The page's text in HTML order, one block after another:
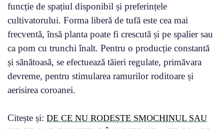
funcție de spațiul disponibil și preferințele
cultivatorului. Forma liberă de tufă este cea mai
frecventă, însă planta poate fi crescută și pe spalier sau
ca pom cu trunchi înalt. Pentru o producție constantă
și sănătoasă, se efectuează tăieri regulate, primăvara
devreme, pentru stimularea ramurilor roditoare și
aerisirea coroanei.
Citește și: DE CE NU RODEȘTE SMOCHINUL SAU